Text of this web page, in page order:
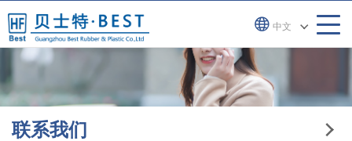
中文
联系我们